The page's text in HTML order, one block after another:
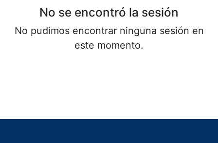
No se encontró la sesión
No pudimos encontrar ninguna sesión en
este momento.